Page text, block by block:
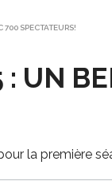
SPECTATEURS!
UN
la première